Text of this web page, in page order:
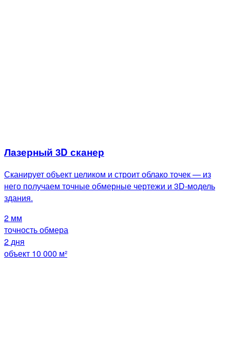
Лазерный 3D сканер
Сканирует объект целиком и строит облако точек — из
него получаем точные обмерные чертежи и 3D-модель
здания.
2 мм
точность обмера
2 дня
объект 10 000 м²